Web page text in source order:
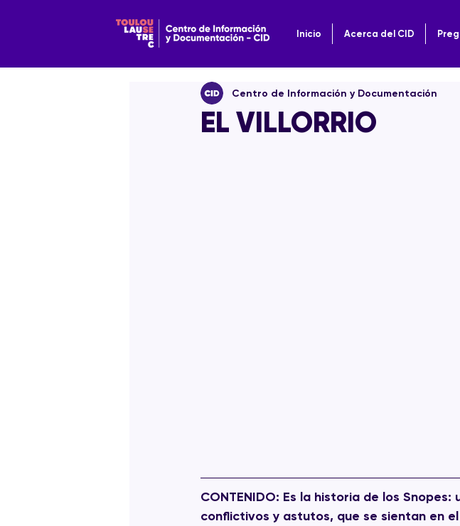
Inicio Acerca del CID
EL VILLORRIO
Centro de Información y Documentación
CONTENIDO: Es la historia de los
conflictivos y astutos, que se sientan en